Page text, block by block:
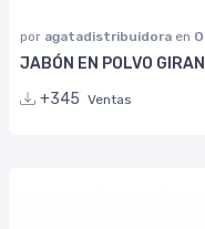
por agatadistribuidora en
JABÓN EN POLVO
+345 Ventas